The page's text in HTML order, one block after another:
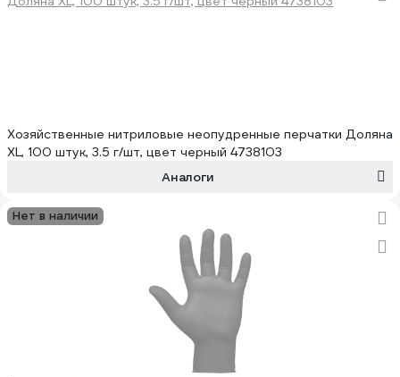
Хозяйственные нитриловые неопудренные перчатки Доляна
ХL, 100 штук, 3.5 г/шт, цвет черный 4738103
Аналоги
Нет в наличии